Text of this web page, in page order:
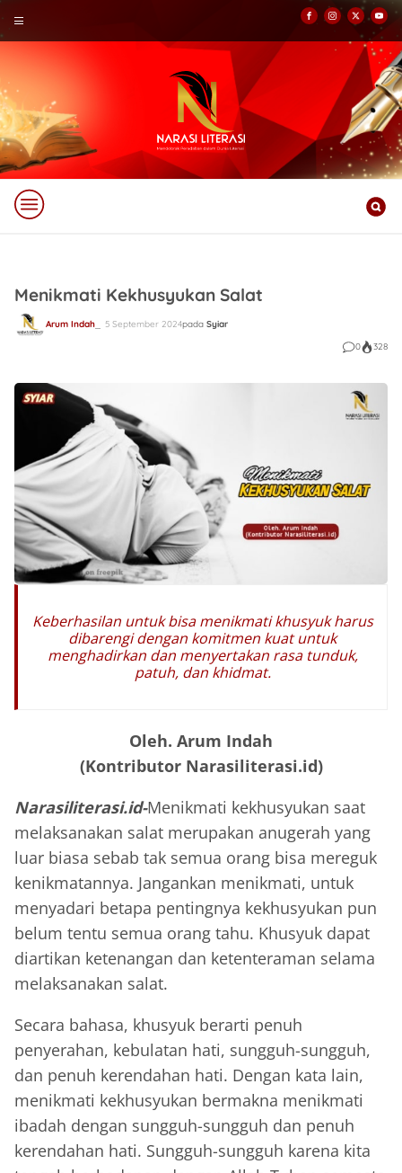
Menikmati Kekhusyukan Salat
Arum Indah 5 September 2024pada Syiar
0
328
Keberhasilan untuk bisa menikmati khusyuk harus
dibarengi dengan komitmen kuat untuk
menghadirkan dan menyertakan rasa tunduk,
patuh, dan khidmat.
Oleh. Arum Indah
(Kontributor Narasiliterasi.id)
Narasiliterasi.id-Menikmati kekhusyukan saat
melaksanakan salat merupakan anugerah yang
luar biasa sebab tak semua orang bisa mereguk
kenikmatannya. Jangankan menikmati, untuk
menyadari betapa pentingnya kekhusyukan pun
belum tentu semua orang tahu. Khusyuk dapat
diartikan ketenangan dan ketenteraman selama
melaksanakan salat.
Secara bahasa, khusyuk berarti penuh
penyerahan, kebulatan hati, sungguh-sungguh,
dan penuh kerendahan hati. Dengan kata lain,
menikmati kekhusyukan bermakna menikmati
ibadah dengan sungguh-sungguh dan penuh
kerendahan hati. Sungguh-sungguh karena kita